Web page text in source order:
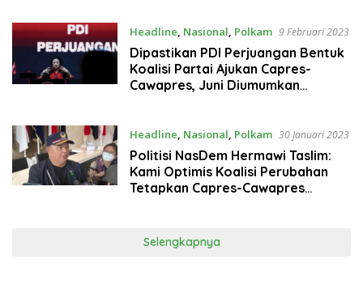
Headline, Nasional, Polkam 9 Februari 2023
Dipastikan PDI Perjuangan Bentuk
Koalisi Partai Ajukan Capres-
Cawapres, Juni Diumumkan
Headline, Nasional, Polkam 30 Januari 2023
Politisi NasDem Hermawi Taslim:
Kami Optimis Koalisi Perubahan
Tetapkan Capres-Cawapres
Selengkapnya